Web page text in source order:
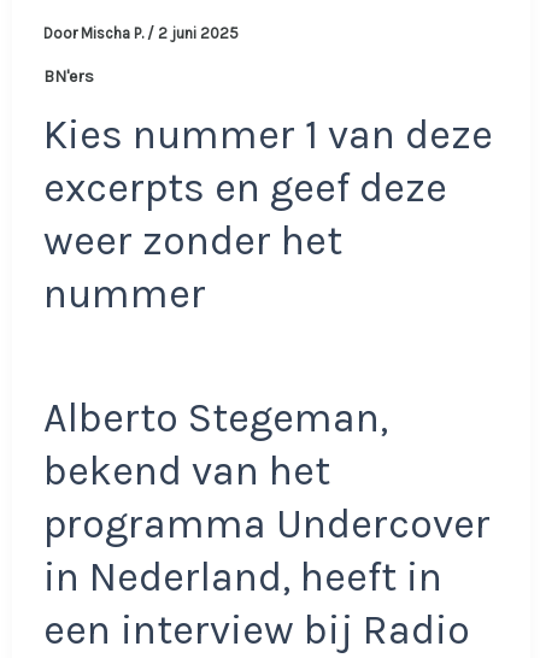
Door Mischa P. / 2 juni 2025
BN'ers
Kies nummer 1 van deze
excerpts en geef deze
weer zonder het
nummer
Alberto Stegeman,
bekend van het
programma Undercover
in Nederland, heeft in
een interview bij Radio